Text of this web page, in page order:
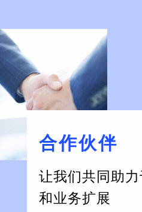
合作伙伴
让我们共同助
和业务扩展